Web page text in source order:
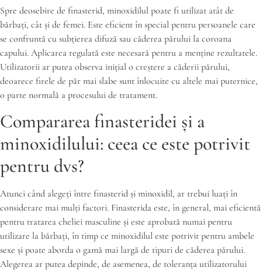
Spre deosebire de finasterid, minoxidilul poate fi utilizat atât de
bărbați, cât și de femei. Este eficient în special pentru persoanele care
se confruntă cu subțierea difuză sau căderea părului la coroana
capului. Aplicarea regulată este necesară pentru a menține rezultatele.
Utilizatorii ar putea observa inițial o creștere a căderii părului,
deoarece firele de păr mai slabe sunt înlocuite cu altele mai puternice,
o parte normală a procesului de tratament.
Compararea finasteridei și a
minoxidilului: ceea ce este potrivit
pentru dvs?
Atunci când alegeți între finasterid și minoxidil, ar trebui luați în
considerare mai mulți factori. Finasterida este, în general, mai eficientă
pentru tratarea cheliei masculine și este aprobată numai pentru
utilizare la bărbați, în timp ce minoxidilul este potrivit pentru ambele
sexe și poate aborda o gamă mai largă de tipuri de căderea părului.
Alegerea ar putea depinde, de asemenea, de toleranța utilizatorului